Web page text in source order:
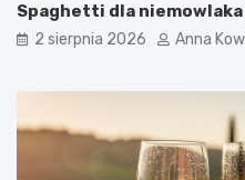
Spaghetti dla niemowlaka
2 sierpnia 2026 Anna